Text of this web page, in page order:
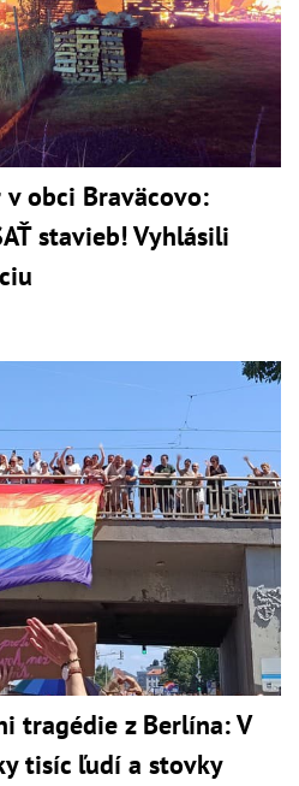
obci Braväcovo:
stavieb! Vyhlásili
tragédie z Berlína: V
tisíc ľudí a stovky